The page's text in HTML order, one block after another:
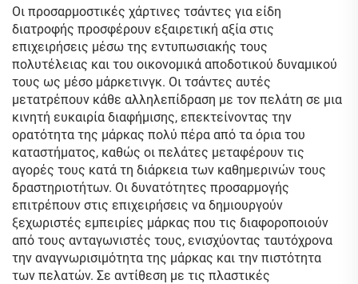
Μεταφοράς από Kraft
Χαρτί
και Επιδόρπια,
Προσαρμοσμένη
Ανακυκλώσιμη Σακούλα
από Χαρτί Kraft
Οι προσαρμοστικές χάρτινες τσάντες για είδη
διατροφής προσφέρουν εξαιρετική αξία στις
επιχειρήσεις μέσω της εντυπωσιακής τους
πολυτέλειας και του οικονομικά αποδοτικού δυναμικού
τους ως μέσο μάρκετινγκ. Οι τσάντες αυτές
μετατρέπουν κάθε αλληλεπίδραση με τον πελάτη σε μια
κινητή ευκαιρία διαφήμισης, επεκτείνοντας την
ορατότητα της μάρκας πολύ πέρα από τα όρια του
καταστήματος, καθώς οι πελάτες μεταφέρουν τις
αγορές τους κατά τη διάρκεια των καθημερινών τους
δραστηριοτήτων. Οι δυνατότητες προσαρμογής
επιτρέπουν στις επιχειρήσεις να δημιουργούν
ξεχωριστές εμπειρίες μάρκας που τις διαφοροποιούν
από τους ανταγωνιστές τους, ενισχύοντας ταυτόχρονα
την αναγνωρισιμότητα της μάρκας και την πιστότητα
των πελατών. Σε αντίθεση με τις πλαστικές